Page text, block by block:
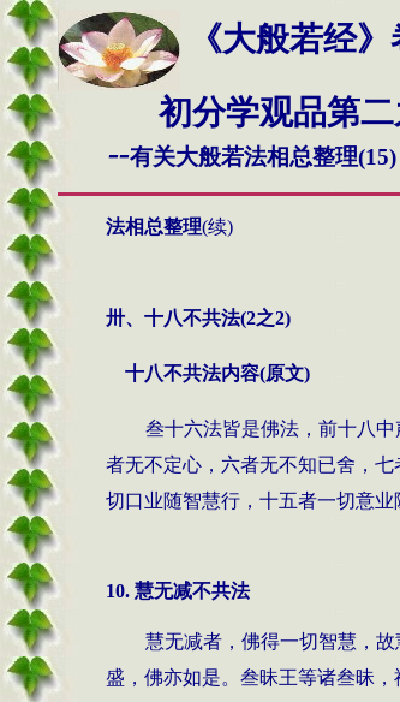
《大般若经》
初分学观品第二
--有关大般若法相总整理(15)
法相总整理(续)
卅、十八不共法(2之2)
十八不共法内容(原文)
叁十六法皆是佛法，前十八
者无不定心，六者无不知已舍，
切口业随智慧行，十五者一切意
10. 慧无减不共法
慧无减者，佛得一切智慧，
盛，佛亦如是。叁昧王等诸叁昧